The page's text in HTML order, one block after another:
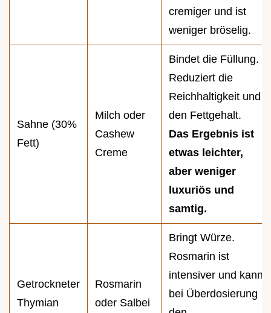
cremiger und ist
weniger bröselig.
Sahne (30%
Fett)
Milch oder
Cashew
Creme
Bindet die Füllung.
Reduziert die
Reichhaltigkeit und
den Fettgehalt.
Das Ergebnis ist
etwas leichter,
aber weniger
luxuriös und
samtig.
Getrockneter
Thymian
Rosmarin
oder Salbei
Bringt Würze.
Rosmarin ist
intensiver und kann
bei Überdosierung